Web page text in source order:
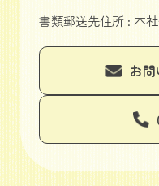
書類郵送先住所 : 本
お